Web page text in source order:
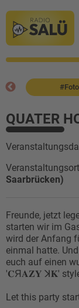
QUATER
Saarbrücken)
Freunde, jetzt
starten wir im
wird der Anfang
einmal hatte.
euch auf einen
'𝐂Я𝐀𝐙𝐘 ꓘ𝐊' style
Let this party